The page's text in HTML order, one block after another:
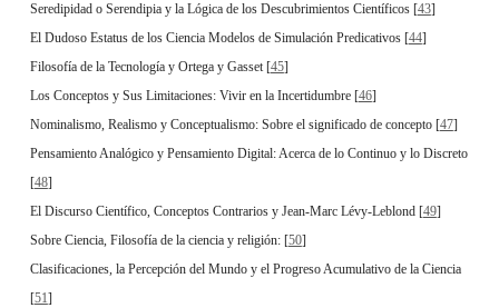
Seredipidad o Serendipia y la Lógica de los Descubrimientos Científicos [43]
El Dudoso Estatus de los Ciencia Modelos de Simulación Predicativos [44]
Filosofía de la Tecnología y Ortega y Gasset [45]
Los Conceptos y Sus Limitaciones: Vivir en la Incertidumbre [46]
Nominalismo, Realismo y Conceptualismo: Sobre el significado de concepto [47]
Pensamiento Analógico y Pensamiento Digital: Acerca de lo Continuo y lo Discreto
[48]
El Discurso Científico, Conceptos Contrarios y Jean-Marc Lévy-Leblond [49]
Sobre Ciencia, Filosofía de la ciencia y religión: [50]
Clasificaciones, la Percepción del Mundo y el Progreso Acumulativo de la Ciencia
[51]